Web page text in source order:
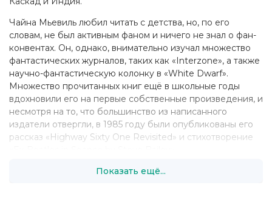
Чайна Мьевиль любил читать с детства, но, по его
словам, не был активным фаном и ничего не знал о фан-
конвентах. Он, однако, внимательно изучал множество
фантастических журналов, таких как «Interzone», а также
научно-фантастическую колонку в «White Dwarf».
Множество прочитанных книг ещё в школьные годы
вдохновили его на первые собственные произведения, и
несмотря на то, что большинство из написанного
издатели отвергли, в 1985 году были опубликованы его
рассказ «Highway Sixty One Revisited» и стихотворение
С раннего детства Чайна жил в Лондоне, учился в
Показать ещё...